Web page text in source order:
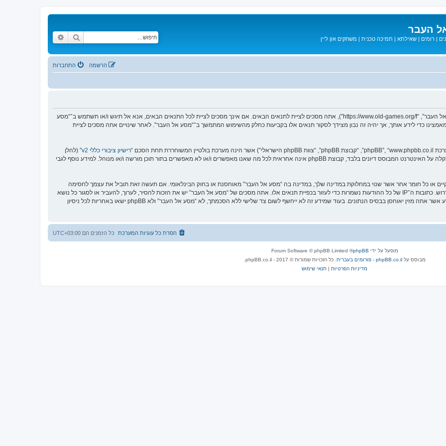
העבר
| רומים | שאילתא | תמיכה טכנית | משחקים און ליין חיפוש
התחברות הרשמה
בעת הגישה אל “מסע אל העבר” (להלן “אנחנו”, “אותנו”, “שלנו”, “מסע אל העבר”, “https://www.old-games.org/f”), אתה מסכים לציית לתנאים הבאים. אם אינך מסכים לציית לכל התנאים הבאים, אנא אל תיגש ו/או תשתמש ב־“מסע
מאמצינו כדי לידע אותך, אך יהיה זה נבון מצידך לסקור תנאים אלו בקביעות כחלק מהשימוש המתמשך ב־“מסע אל העבר”. לאחר שינויים אתה מסכים לציית
רישיון ציבורי כללי v2
” (להלן
. מערכת phpBB מקלה על האינטרנט המבוסס דיונים בלבד, קבוצת phpBB אינה אחראית לכל מה שאנו מאפשרים ו/או לא מאפשרים בתור תוכן מורשה ו/או מנוהל. למידע נוסף לגבי
או כל חומר אחר אשר שנוי במחלוקת במדינה שלך, במדינה בה “מסע אל העבר” מאוחסנת או בחוק הבינלאומי. אם תעשה זאת תוביל את עצמך לחסימה
מיידית ולצמיתות, עם הודעה לספק שירות האינטרנט אם זה יראה לנו דרוש. כתובות ה־IP של כל ההודעות נשמרות כדי לעזור בכפיית תנאים אלו. אתה מסכים של “מסע אל העבר” יש את הזכות להסיר, לערוך, להעביר או לסגור כל נושא
בכל זמן נתון הנראה לנו מתאים. בתור משתמש אתה מסכים שכל המידע אשר אתה מזין יאוחסן בבסיס הנתונים. בעוד שמידע זה לא ייחשף לשום צד שלישי ללא הסכמתך, לא “מסע אל העבר” ולא phpBB ישאו באחריות לכל ניסיון
כל הזמנים הם UTC+03:00 הסרת כל עוגיות המערכת
מופעל על ידי phpBB
® Forum Software © phpBB Limited
מבוסס עלphpBB.co.il - פורומים בעברית
. כל הזכויות שמורות © 2017 - phpBB.co.il.
מדיניות הפרטיות | תנאי שימוש